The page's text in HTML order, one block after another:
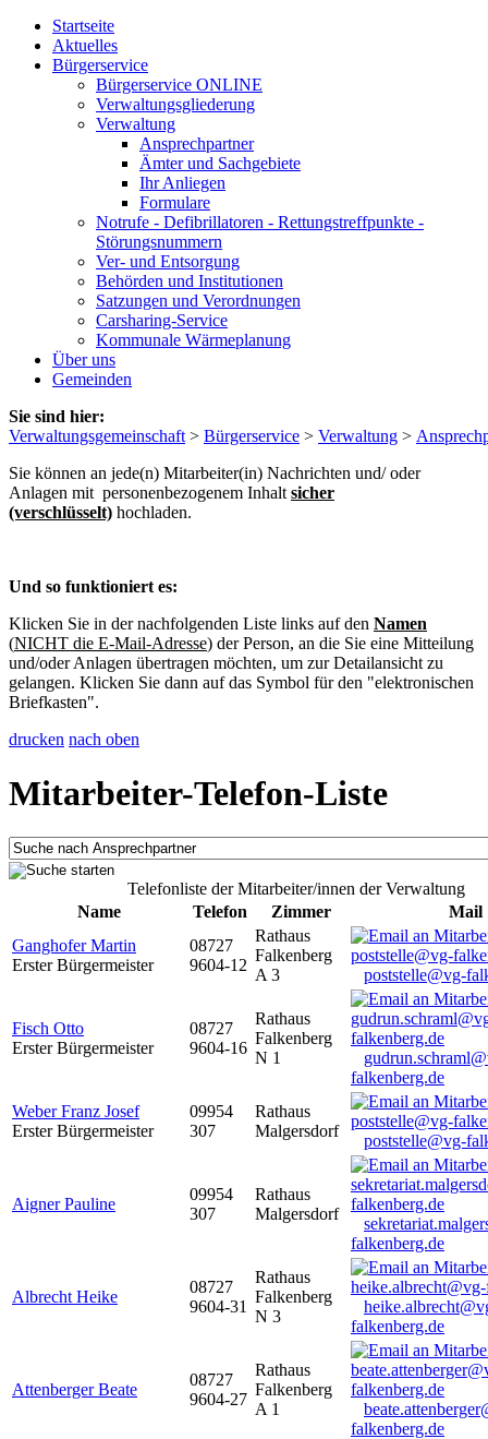
Startseite
Aktuelles
Bürgerservice
Bürgerservice ONLINE
Verwaltungsgliederung
Verwaltung
Ansprechpartner
Ämter und Sachgebiete
Ihr Anliegen
Formulare
Notrufe - Defibrillatoren - Rettungstreffpunkte -
Störungsnummern
Ver- und Entsorgung
Behörden und Institutionen
Satzungen und Verordnungen
Carsharing-Service
Kommunale Wärmeplanung
Über uns
Gemeinden
Sie sind hier:
Verwaltungsgemeinschaft > Bürgerservice > Verwaltung >
Sie können an jede(n) Mitarbeiter(in) Nachrichten und/ oder
Anlagen mit personenbezogenem Inhalt sicher
(verschlüsselt) hochladen.
Und so funktioniert es:
Klicken Sie in der nachfolgenden Liste links auf den Namen
(NICHT die E-Mail-Adresse) der Person, an die Sie eine Mitteilung
und/oder Anlagen übertragen möchten, um zur Detailansicht zu
gelangen. Klicken Sie dann auf das Symbol für den "elektronischen
Briefkasten".
drucken nach oben
Mitarbeiter-Telefon-Liste
Telefonliste der Mitarbeiter/innen der Verwaltung
Name
Telefon Zimmer
Mail
Ganghofer Martin
Erster Bürgermeister
08727
9604-12
Rathaus
Falkenberg
A 3
poststelle@vg-
Fisch Otto
Erster Bürgermeister
08727
9604-16
Rathaus
Falkenberg
N 1
falkenberg.de
Weber Franz Josef
Erster Bürgermeister
09954
307
Rathaus
Malgersdorf
poststelle@vg-
Aigner Pauline
09954
307
Rathaus
Malgersdorf
falkenberg.de
Albrecht Heike
08727
9604-31
Rathaus
Falkenberg
N 3
falkenberg.de
Attenberger Beate
08727
9604-27
Rathaus
Falkenberg
A 1
falkenberg.de